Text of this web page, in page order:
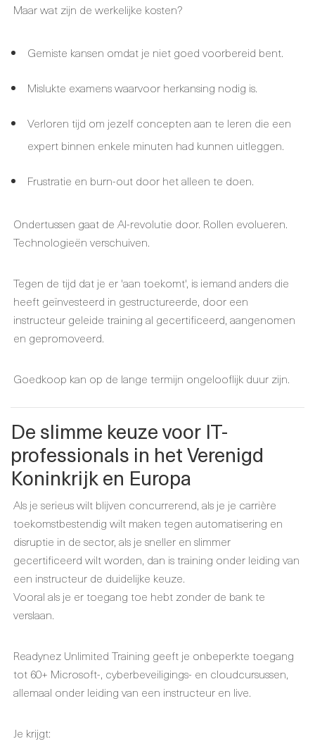
Maar wat zijn de werkelijke kosten?
Gemiste kansen omdat je niet goed voorbereid bent.
Mislukte examens waarvoor herkansing nodig is.
Verloren tijd om jezelf concepten aan te leren die een
expert binnen enkele minuten had kunnen uitleggen.
Frustratie en burn-out door het alleen te doen.
Ondertussen gaat de AI-revolutie door. Rollen evolueren.
Technologieën verschuiven.
Tegen de tijd dat je er 'aan toekomt', is iemand anders die
heeft geïnvesteerd in gestructureerde, door een
instructeur geleide training al gecertificeerd, aangenomen
en gepromoveerd.
Goedkoop kan op de lange termijn ongelooflijk duur zijn.
De slimme keuze voor IT-
professionals in het Verenigd
Koninkrijk en Europa
Als je serieus wilt blijven concurrerend, als je je carrière
toekomstbestendig wilt maken tegen automatisering en
disruptie in de sector, als je sneller en slimmer
gecertificeerd wilt worden, dan is training onder leiding van
een instructeur de duidelijke keuze.
Vooral als je er toegang toe hebt zonder de bank te
verslaan.
Readynez Unlimited Training geeft je onbeperkte toegang
tot 60+ Microsoft-, cyberbeveiligings- en cloudcursussen,
allemaal onder leiding van een instructeur en live.
Je krijgt: